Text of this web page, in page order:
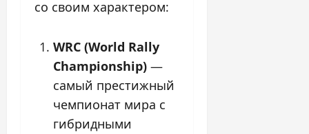
со своим характером:
WRC (World Rally
Championship) —
самый престижный
чемпионат мира с
гибридными